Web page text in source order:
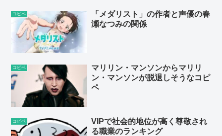
コピペ
「メダリスト」の作者と声優の春
瀬なつみの関係
コピペ
マリリン・マンソンからマリリ
ン・マンソンが脱退しそうなコピ
ペ
コピペ
VIPで社会的地位が高く尊敬され
る職業のランキング